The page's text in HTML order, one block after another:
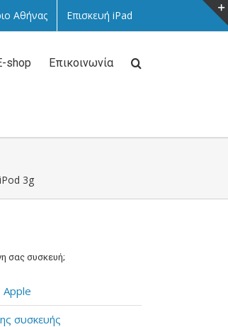
Αθήνας Επισκευή iPad
shop Επικοινωνία
3g
σας συσκευή;
Apple
συσκευής